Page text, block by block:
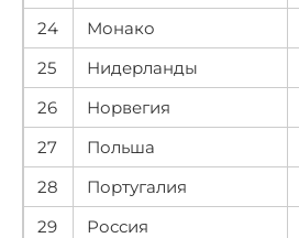
24
Монако
25
Нидерланды
26
Норвегия
27
Польша
28
Португалия
29
Россия